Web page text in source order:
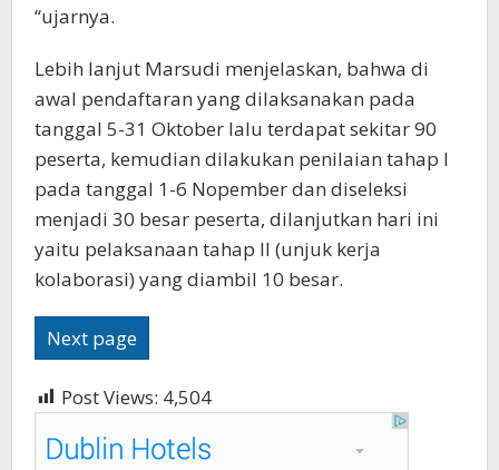
“ujarnya.
Lebih lanjut Marsudi menjelaskan, bahwa di
awal pendaftaran yang dilaksanakan pada
tanggal 5-31 Oktober lalu terdapat sekitar 90
peserta, kemudian dilakukan penilaian tahap I
pada tanggal 1-6 Nopember dan diseleksi
menjadi 30 besar peserta, dilanjutkan hari ini
yaitu pelaksanaan tahap II (unjuk kerja
kolaborasi) yang diambil 10 besar.
Next page
Post Views: 4,504